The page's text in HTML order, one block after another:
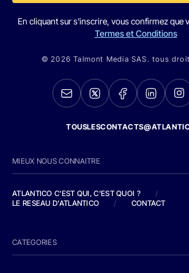
En cliquant sur s'inscrire, vous confirmez que
Termes et Conditions
© 2026 Talmont Media SAS. tous
MIEUX NOUS CONNAITRE
ATLANTICO C'EST QUI, C'EST QUOI ?
/
LE RESEAU D'ATLANTICO
/ CONTACT
CATEGORIES